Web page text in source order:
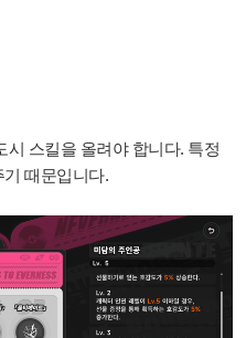
시 스킬을 올려야 합니다. 특정
때문입니다.